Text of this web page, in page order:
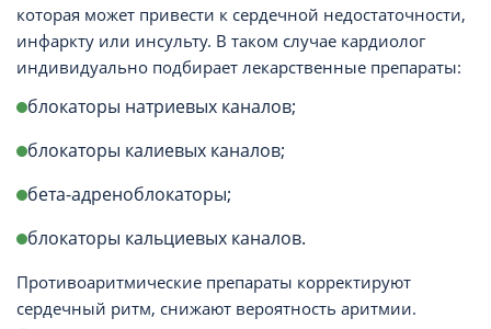
которая может привести к сердечной недостаточности,
инфаркту или инсульту. В таком случае кардиолог
индивидуально подбирает лекарственные препараты:
блокаторы натриевых каналов;
блокаторы калиевых каналов;
бета-адреноблокаторы;
блокаторы кальциевых каналов.
Противоаритмические препараты корректируют
сердечный ритм, снижают вероятность аритмии.